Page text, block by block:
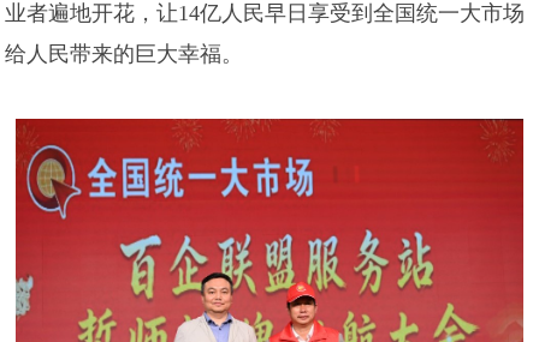
业者遍地开花，让14亿人民早日享受到全国统一大市场
给人民带来的巨大幸福。